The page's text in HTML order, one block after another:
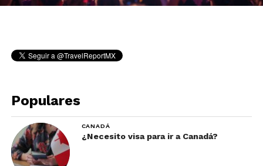
Populares
CANADÁ
¿Necesito visa para ir a Canadá?